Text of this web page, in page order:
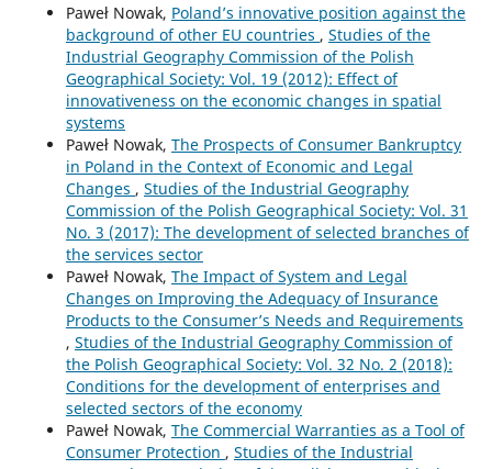
Paweł Nowak, Poland’s innovative position against the
background of other EU countries , Studies of the
Industrial Geography Commission of the Polish
Geographical Society: Vol. 19 (2012): Effect of
innovativeness on the economic changes in spatial
systems
Paweł Nowak, The Prospects of Consumer Bankruptcy
in Poland in the Context of Economic and Legal
Changes , Studies of the Industrial Geography
Commission of the Polish Geographical Society: Vol. 31
No. 3 (2017): The development of selected branches of
the services sector
Paweł Nowak, The Impact of System and Legal
Changes on Improving the Adequacy of Insurance
Products to the Consumer’s Needs and Requirements
, Studies of the Industrial Geography Commission of
the Polish Geographical Society: Vol. 32 No. 2 (2018):
Conditions for the development of enterprises and
selected sectors of the economy
Paweł Nowak, The Commercial Warranties as a Tool of
Consumer Protection , Studies of the Industrial